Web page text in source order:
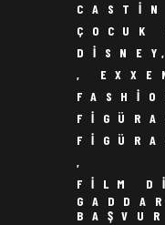
DISNEY
,
,
FILM